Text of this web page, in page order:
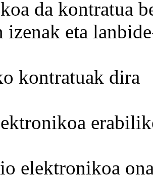
da kontratua
izenak eta
kontratuak dira
elektronikoa